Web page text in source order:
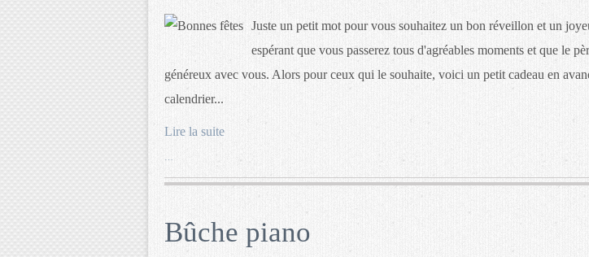
Juste un petit mot pour vous souhaitez un bon réveillon et un
espérant que vous passerez tous d'agréables moments et que le
généreux avec vous. Alors pour ceux qui le souhaite, voici un petit cadeau en
calendrier...
Lire la suite
Bûche piano